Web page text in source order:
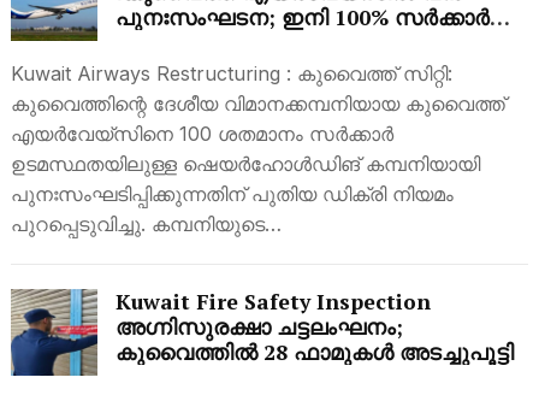
പുനഃസംഘടന; ഇനി 100% സർക്കാർ
Kuwait Airways Restructuring : കുവൈത്ത് സിറ്റി:
കുവൈത്തിന്റെ ദേശീയ വിമാനക്കമ്പനിയായ കുവൈത്ത്
എയർവേയ്‌സിനെ 100 ശതമാനം സർക്കാർ
ഉടമസ്ഥതയിലുള്ള ഷെയർഹോൾഡിങ് കമ്പനിയായി
പുനഃസംഘടിപ്പിക്കുന്നതിന് പുതിയ ഡിക്രി നിയമം
പുറപ്പെടുവിച്ചു. കമ്പനിയുടെ…
Kuwait Fire Safety Inspection
അഗ്നിസുരക്ഷാ ചട്ടലംഘനം;
കുവൈത്തിൽ 28 ഫാമുകൾ അടച്ചുപൂട്ടി